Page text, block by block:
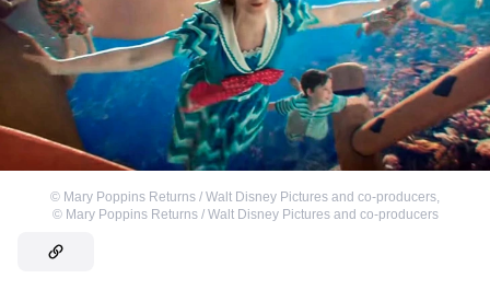
© Mary Poppins Returns / Walt Disney Pictures and co-producers,
© Mary Poppins Returns / Walt Disney Pictures and co-producers